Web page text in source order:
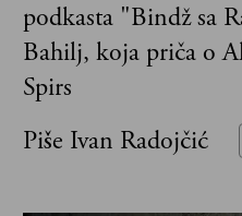
podkasta "Bindž sa
Bahilj, koja priča o
Spirs
Piše Ivan Radojčić